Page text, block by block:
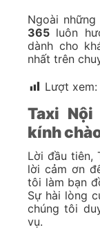
Ngoài
365 luôn
dành cho
nhất trên
Lượt xem:
Taxi
kính
Lời đầu tiên,
lời cảm ơn
tôi làm bạn
Sự hài lòng
chúng tôi
vụ.